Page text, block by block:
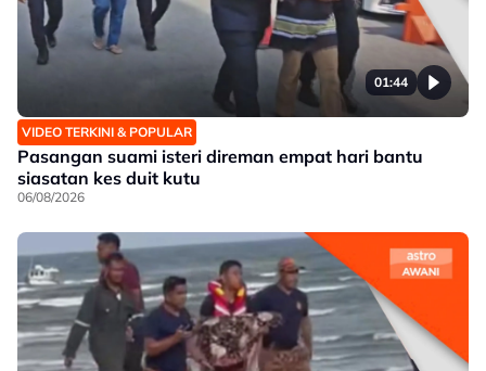
01:44
VIDEO TERKINI & POPULAR
Pasangan suami isteri direman empat hari bantu
siasatan kes duit kutu
06/08/2026